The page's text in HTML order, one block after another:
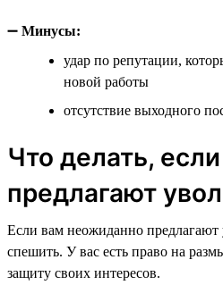
➖ Минусы:
удар по репутации,
новой работы
отсутствие выходного
Что делать,
предлагают
Если вам неожиданно предлагают
спешить. У вас есть право на
защиту своих интересов.